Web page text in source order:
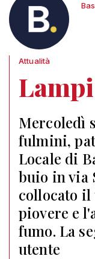
Attualità
Mercoledì
fulmini,
Locale di
buio in via
collocato il
piovere e
fumo. La
utente